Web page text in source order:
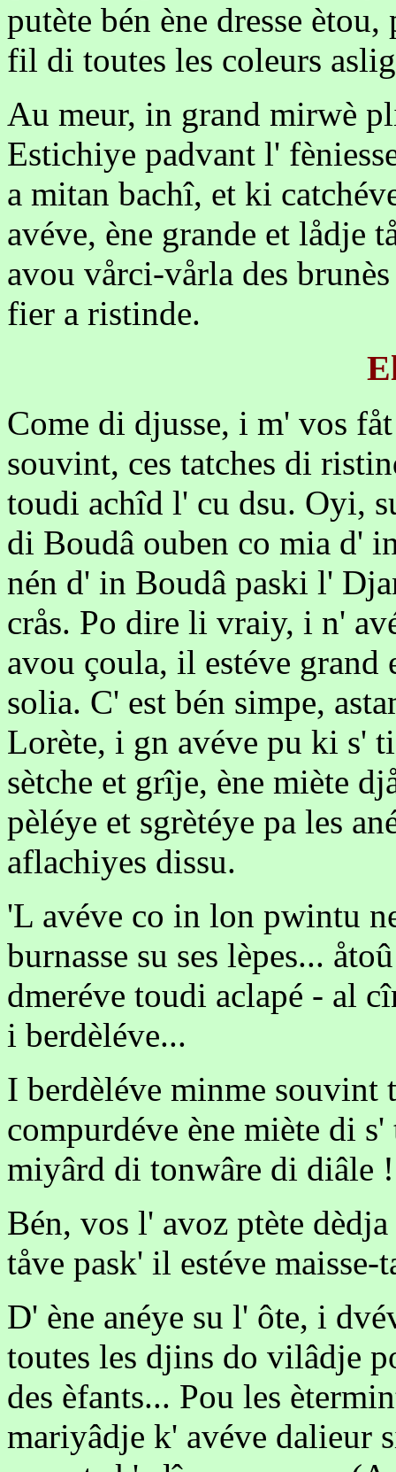
putète bén ène dresse
fil di toutes les coleurs
Au meur, in grand mirwè
Estichiye padvant l'
a mitan bachî, et ki
avéve, ène grande et lådje
avou vårci-vårla des
fier a ristinde.
Come di djusse, i m' vos
souvint, ces tatches di
toudi achîd l' cu dsu. Oyi,
di Boudâ ouben co mia d'
nén d' in Boudâ paski l'
crås. Po dire li vraiy, i n'
avou çoula, il estéve
solia. C' est bén simpe,
Lorète, i gn avéve pu ki s'
sètche et grîje, ène miète
pèléye et sgrètéye pa les
aflachiyes dissu.
'L avéve co in lon pwintu
burnasse su ses lèpes...
dmeréve toudi aclapé - al
i berdèléve...
I berdèléve minme souvint
compurdéve ène miète di
miyârd di tonwâre di diâle
Bén, vos l' avoz ptète
tåve pask' il estéve maisse-
D' ène anéye su l' ôte, i
toutes les djins do vilâdje
des èfants... Pou les
mariyâdje k' avéve dalieur